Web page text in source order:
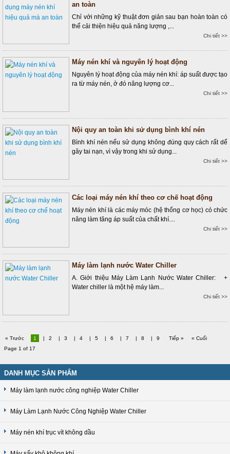
an toàn
Chỉ với những kỹ thuật đơn giản sau bạn hoàn toàn có
thể cải thiện hiệu quả năng lượng ,...
Chi tiết >>
Máy nén khí và nguyên lý hoạt động
Nguyên lý hoạt động của máy nén khí: áp suất được tạo
ra từ máy nén, ở đó năng lượng cơ...
Chi tiết >>
Nội quy an toàn khi sử dụng bình khí nén
Bình khí nén nếu sử dụng không đúng quy cách rất dể
gây tai nạn, vì vậy trong khi sử dụng...
Chi tiết >>
Các loại máy nén khí theo cơ chế hoạt động
Máy nén khí là các máy móc (hệ thống cơ học) có chức
năng làm tăng áp suất của chất khí....
Chi tiết >>
Máy làm lạnh nước Water Chiller
A. Giới thiệu Máy Làm Lạnh Nước Water Chiller: +
Water chiller là một hệ máy làm...
Chi tiết >>
« Trước 1 | 2 | 3 | 4 | 5 | 6 | 7 | 8 | 9 Tiếp »
« Cuối
Page 1 of 17
DANH MỤC SẢN PHẨM
Máy làm lạnh nước công nghiệp Water Chiller
Máy Làm Lạnh Nước Công Nghiệp Water Chiller
Máy nén khí trục vít không dầu